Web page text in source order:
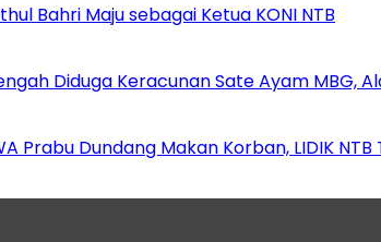
Bahri Maju sebagai Ketua KONI NTB
Diduga Keracunan Sate Ayam MBG,
Prabu Dundang Makan Korban, LIDIK